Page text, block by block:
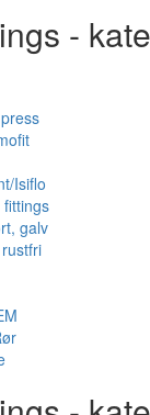
-
Isiflo
galv